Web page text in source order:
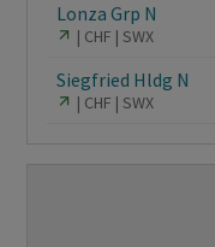
Lonza Grp N
CHF SWX
Siegfried Hldg N
CHF SWX